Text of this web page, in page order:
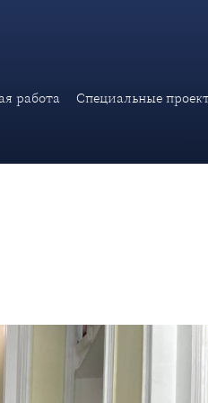
работа Специальные
магистратуры